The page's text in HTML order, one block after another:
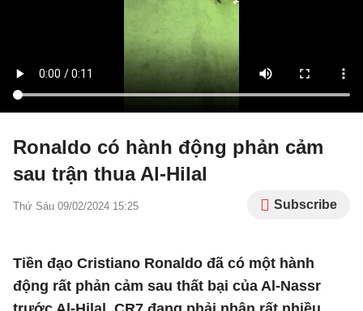
Ronaldo có hành động phản cảm
sau trận thua Al-Hilal
Thứ Sáu 09/02/2024 15:25 Subscribe
Tiền đạo Cristiano Ronaldo đã có một hành
động rất phản cảm sau thất bại của Al-Nassr